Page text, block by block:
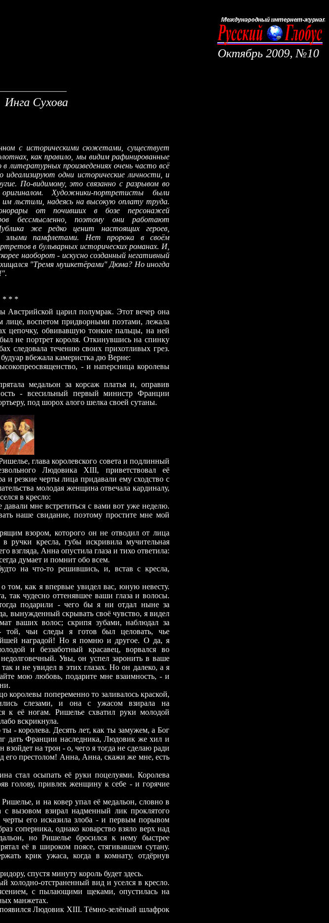
Октябрь 2009, №10
Инга Сухова
с историческими сюжетами, существует
как правило, мы видим рафинированные
литературных произведениях очень часто всё
идеализируют одни исторические личности, и
По-видимому, это связанно с разрывом во
Художники-портретисты были
им льстили, надеясь на высокую оплату труда.
от почивших в бозе персонажей
бессмысленно, поэтому они работают
же редко ценит настоящих героев,
злыми памфлетами. Нет пророка в своём
в бульварных исторических романах. И,
наоборот - искусно созданный негативный
"Тремя мушкетёрами" Дюма? Но иногда
* * *
Австрийской царил полумрак. Этот вечер она
лице, воспетом придворными поэтами, лежала
цепочку, обвивавшую тонкие пальцы, на ней
не портрет короля. Откинувшись на спинку
следовала течению своих прихотливых грез.
вбежала камеристка дю Верне:
- и наперсница королевы
медальон за корсаж платья и, оправив
- всесильный первый министр Франции
под шорох алого шелка своей сутаны.
глава королевского совета и подлинный
Людовика XIII, приветствовал её
резкие черты лица придавали ему сходство с
молодая женщина отвечала кардиналу,
в кресло:
мне встретиться с вами вот уже неделю.
наше свидание, поэтому простите мне мой
взором, которого он не отводил от лица
ручки кресла, губы искривила мучительная
взгляда, Анна опустила глаза и тихо ответила:
думает и помнит обо всем.
на что-то решившись, и, встав с кресла,
как я впервые увидел вас, юную невесту.
так чудесно оттенявшее ваши глаза и волосы.
подарили - чего бы я ни отдал ныне за
вынужденный скрывать своё чувство, я видел
ваших волос; скрипя зубами, наблюдал за
чьи следы я готов был целовать, чье
наградой! Но я помню и другое. О да, я
и беззаботный красавец, ворвался во
Увы, он успел заронить в ваше
и не увидел в этих глазах. Но он далеко, а я
мою любовь, подарите мне взаимность, - и
попеременно то заливалось краской,
слезами, и она с ужасом взирала на
к её ногам. Ришелье схватил руки молодой
вскрикнула.
Десять лет, как ты замужем, а Бог
дать Франции наследника, Людовик же хил и
на трон - о, чего я тогда не сделаю ради
его престолом! Анна, Анна, скажи же мне, есть
осыпать её руки поцелуями. Королева
голову, привлек женщину к себе - и горячие
и на ковер упал её медальон, словно в
с вызовом взирал надменный лик проклятого
его исказила злоба - и первым порывом
соперника, однако коварство взяло верх над
но Ришелье бросился к нему быстрее
её в широком поясе, стягивавшем сутану.
крик ужаса, когда в комнату, отдёрнув
спустя минуту король будет здесь.
холодно-отстраненный вид и уселся в кресло.
с пылающими щеками, опустилась на
манжетах.
Людовик XIII. Тёмно-зелёный шлафрок